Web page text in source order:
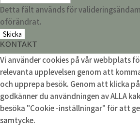
Detta fält används för
oförändrat.
KONTAKT
Vi använder cookies på vår webbplats
relevanta upplevelsen genom att
och upprepa besök. Genom att klicka
godkänner du användningen av ALLA
besöka "Cookie -inställningar" för att
samtycke.